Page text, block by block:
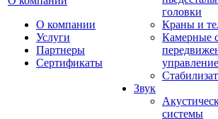
О компании
Услуги
Партнеры
Сертификаты
головки
Краны и
Камерные
управление
Звук
системы